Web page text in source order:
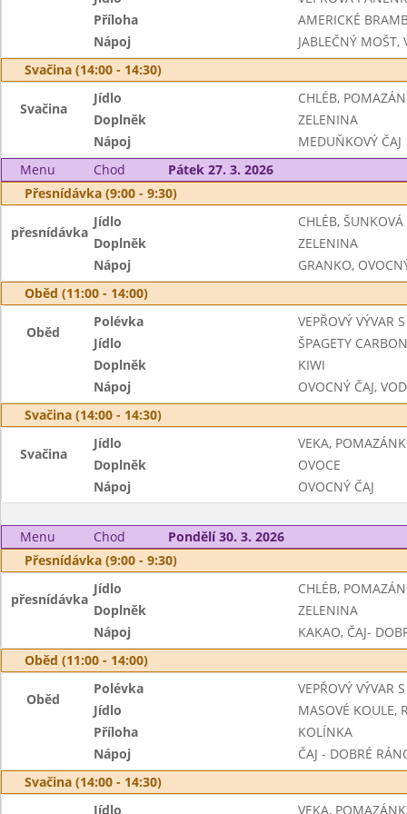
Příloha
AMERICKÉ
Nápoj
JABLEČNÝ
Svačina (14:00 - 14:30)
Svačina
Jídlo
CHLÉB,
Doplněk
ZELENINA
Nápoj
MEDUŇKOVÝ ČAJ
Menu
Chod
Pátek 27. 3. 2026
Přesnídávka (9:00 - 9:30)
přesnídávka
Jídlo
CHLÉB,
Doplněk
ZELENINA
Nápoj
GRANKO,
Oběd (11:00 - 14:00)
Oběd
Polévka
VEPŘOVÝ VÝVAR
Jídlo
ŠPAGETY
Doplněk
KIWI
Nápoj
OVOCNÝ ČAJ,
Svačina (14:00 - 14:30)
Svačina
Jídlo
VEKA,
Doplněk
OVOCE
Nápoj
OVOCNÝ ČAJ
Menu Chod
Pondělí 30. 3. 2026
Přesnídávka (9:00 - 9:30)
přesnídávka
Jídlo
CHLÉB,
Doplněk
ZELENINA
Nápoj
KAKAO, ČAJ-
Oběd (11:00 - 14:00)
Oběd
Polévka
VEPŘOVÝ VÝVAR
Jídlo
MASOVÉ KOULE,
Příloha
KOLÍNKA
Nápoj
ČAJ - DOBRÉ
Svačina (14:00 - 14:30)
Jídlo VEKA,